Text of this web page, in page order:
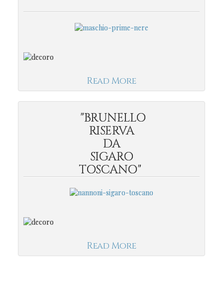
Read More
"BRUNELLO
RISERVA
DA
SIGARO
TOSCANO"
Read More